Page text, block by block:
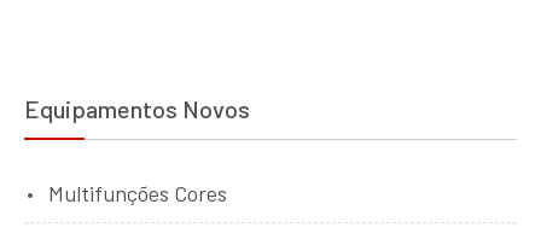
Equipamentos Novos
Multifunções Cores